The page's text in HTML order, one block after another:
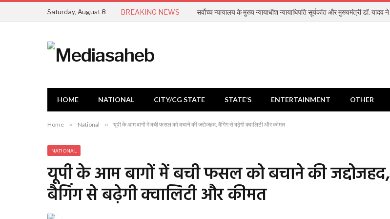
Saturday, August 8 BREAKING NEWS
HOME NATIONAL CITY/CG STATE STATE’S ENTERTAINMENT OTHER
Home » National » यूपी के आम बागों में बची फसल को बचाने की जद्दोजहद, बैगिंग से बढ़ेगी क्वालिटी और कीमत
NATIONAL
यूपी के आम बागों में बची फसल को बचाने की जद्दोजहद,
बैगिंग से बढ़ेगी क्वालिटी और कीमत